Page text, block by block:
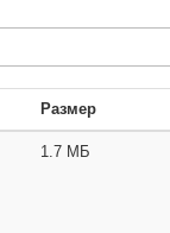
Размер
1.7 МБ